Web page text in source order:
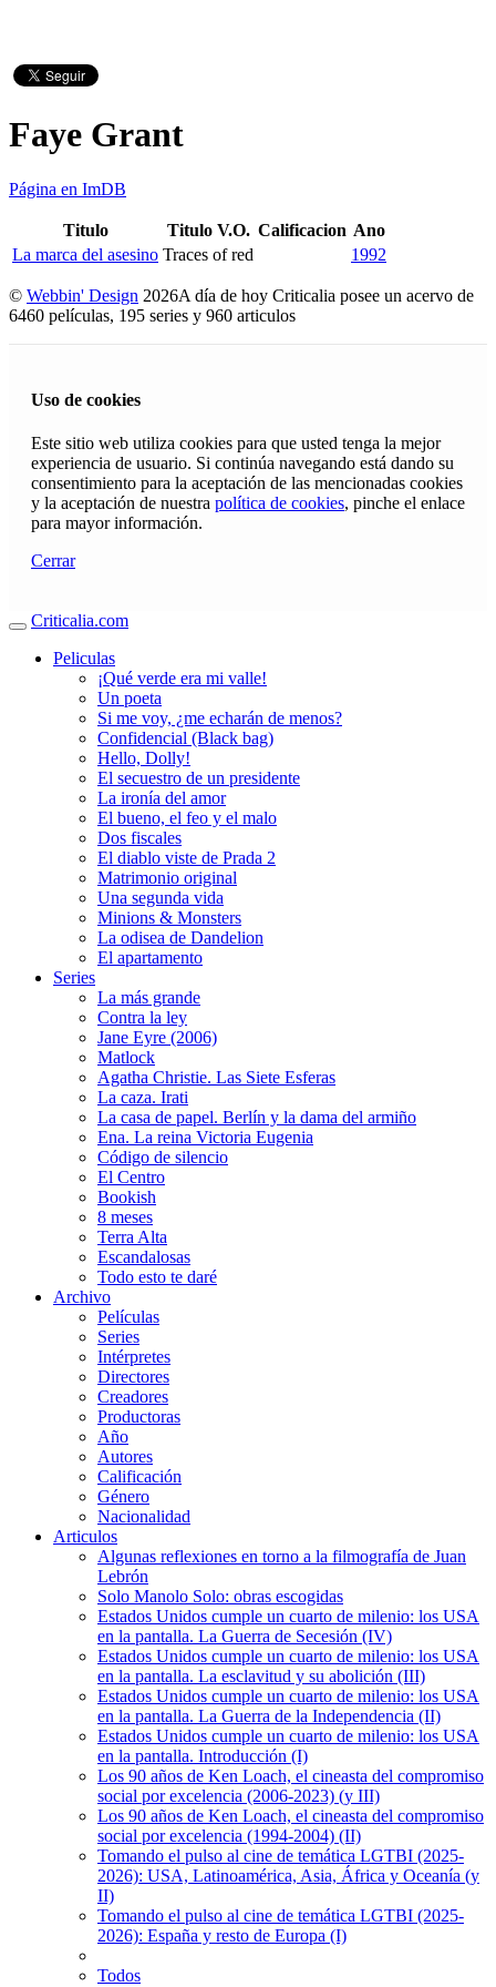
Faye Grant
Página en ImDB
Titulo Titulo V.O. Calificacion Ano
La marca del asesino Traces of red 1992
© Webbin' Design 2026A día de hoy Criticalia posee un acervo de
6460 películas, 195 series y 960 articulos
Uso de cookies
Este sitio web utiliza cookies para que usted tenga la mejor
experiencia de usuario. Si continúa navegando está dando su
consentimiento para la aceptación de las mencionadas cookies
y la aceptación de nuestra política de cookies, pinche el enlace
para mayor información.
Cerrar
Criticalia.com
Peliculas
¡Qué verde era mi valle!
Un poeta
Si me voy, ¿me echarán de menos?
Confidencial (Black bag)
Hello, Dolly!
El secuestro de un presidente
La ironía del amor
El bueno, el feo y el malo
Dos fiscales
El diablo viste de Prada 2
Matrimonio original
Una segunda vida
Minions & Monsters
La odisea de Dandelion
El apartamento
Series
La más grande
Contra la ley
Jane Eyre (2006)
Matlock
Agatha Christie. Las Siete Esferas
La caza. Irati
La casa de papel. Berlín y la dama del armiño
Ena. La reina Victoria Eugenia
Código de silencio
El Centro
Bookish
8 meses
Terra Alta
Escandalosas
Todo esto te daré
Archivo
Películas
Series
Intérpretes
Directores
Creadores
Productoras
Año
Autores
Calificación
Género
Nacionalidad
Articulos
Algunas reflexiones en torno a la filmografía de Juan
Lebrón
Solo Manolo Solo: obras escogidas
Estados Unidos cumple un cuarto de milenio: los USA
en la pantalla. La Guerra de Secesión (IV)
Estados Unidos cumple un cuarto de milenio: los USA
en la pantalla. La esclavitud y su abolición (III)
Estados Unidos cumple un cuarto de milenio: los USA
en la pantalla. La Guerra de la Independencia (II)
Estados Unidos cumple un cuarto de milenio: los USA
en la pantalla. Introducción (I)
Los 90 años de Ken Loach, el cineasta del compromiso
social por excelencia (2006-2023) (y III)
Los 90 años de Ken Loach, el cineasta del compromiso
social por excelencia (1994-2004) (II)
Tomando el pulso al cine de temática LGTBI (2025-
2026): USA, Latinoamérica, Asia, África y Oceanía (y
II)
Tomando el pulso al cine de temática LGTBI (2025-
2026): España y resto de Europa (I)
Todos